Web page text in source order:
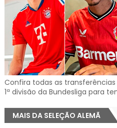
Confira todas as
1ª divisão da Bundesliga para
MAIS DA SELEÇÃO ALEMÃ